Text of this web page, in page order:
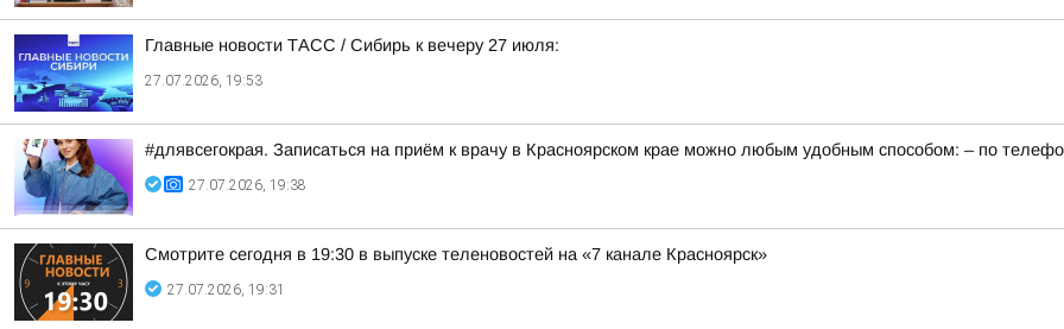
Главные новости ТАСС / Сибирь к вечеру 27 июля:
27.07.2026, 19:53
#длявсегокрая. Записаться на приём к врачу в Красноярском крае можно любым удобным способом: – по
27.07.2026, 19:38
Смотрите сегодня в 19:30 в выпуске теленовостей на «7 канале Красноярск»
27.07.2026, 19:31